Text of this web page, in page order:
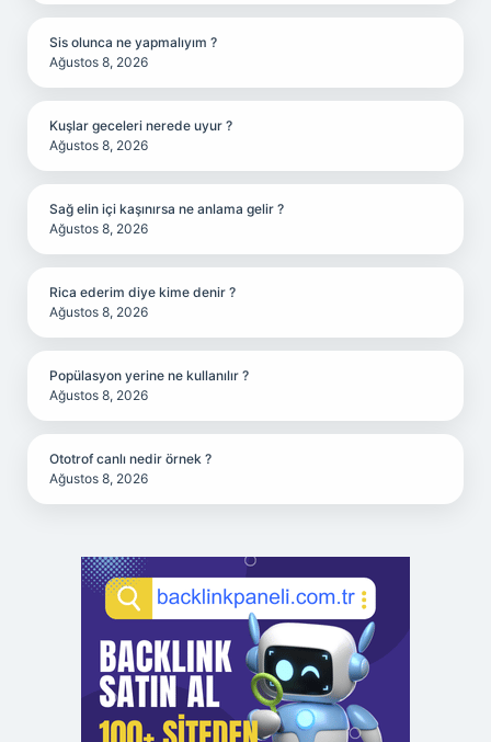
Sis olunca ne yapmalıyım ?
Ağustos 8, 2026
Kuşlar geceleri nerede uyur ?
Ağustos 8, 2026
Sağ elin içi kaşınırsa ne anlama gelir ?
Ağustos 8, 2026
Rica ederim diye kime denir ?
Ağustos 8, 2026
Popülasyon yerine ne kullanılır ?
Ağustos 8, 2026
Ototrof canlı nedir örnek ?
Ağustos 8, 2026